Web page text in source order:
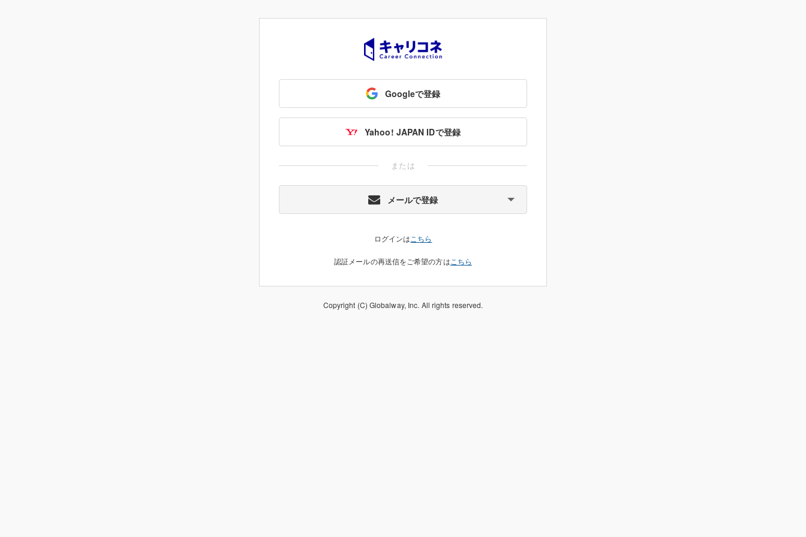
Googleで登録
Yahoo! JAPAN IDで登録
または
メールで登録
ログインは こちら
認証メールの再送信をご希望の方は こちら
Copyright (C) Globalway, Inc. All rights reserved.